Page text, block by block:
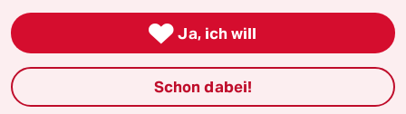
Seitenwende Einwilligungen widerrufen (Ads)
 Ja, ich will
Schon dabei!